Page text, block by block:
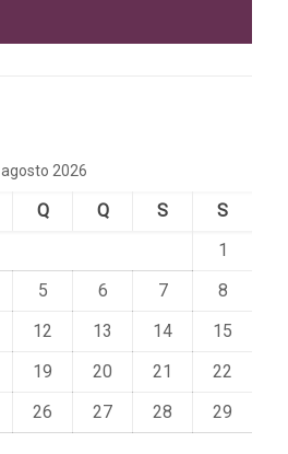
agosto 2026
Q Q S
S
1
5 6 7
8
12 13 14
15
19 20 21
22
26 27 28
29